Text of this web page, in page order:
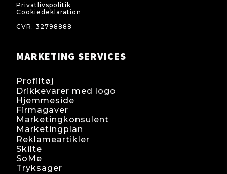
Privatlivspolitik
Cookiedeklaration
CVR. 32798888
MARKETING SERVICES
Profiltøj
Drikkevarer med logo
Hjemmeside
Firmagaver
Marketingkonsulent
Marketingplan
Reklameartikler
Skilte
SoMe
Tryksager